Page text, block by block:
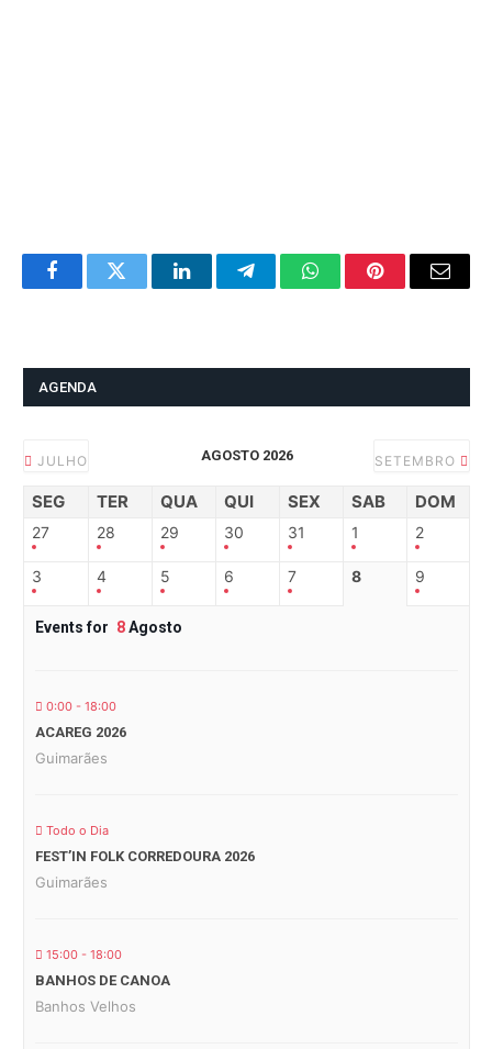
FacebookTwitter LinkedInTelegramWhatsAppPinterestEmail
AGENDA
JULHO AGOSTO 2026 SETEMBRO
SEG TER QUA QUI SEX SAB DOM
27 28 29 30 31 1 2
3 4 5 6 7 8 9
Events for 8Agosto
0:00 - 18:00
ACAREG 2026
Guimarães
Todo o Dia
FEST’IN FOLK CORREDOURA 2026
Guimarães
15:00 - 18:00
BANHOS DE CANOA
Banhos Velhos